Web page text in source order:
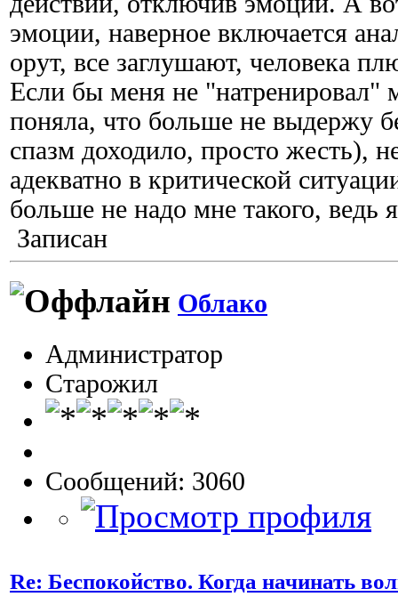
эмоции, наверное включается
орут, все заглушают, человека
Если бы меня не
поняла, что больше не выдержу
спазм доходило, просто жесть),
адекватно в критической
больше не надо мне такого, ведь
Записан
Облако
Администратор
Старожил
Сообщений: 3060
Re: Беспокойство. Когда начинать